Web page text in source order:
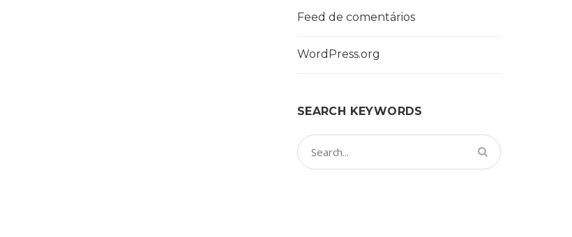
Feed de comentários
WordPress.org
SEARCH KEYWORDS